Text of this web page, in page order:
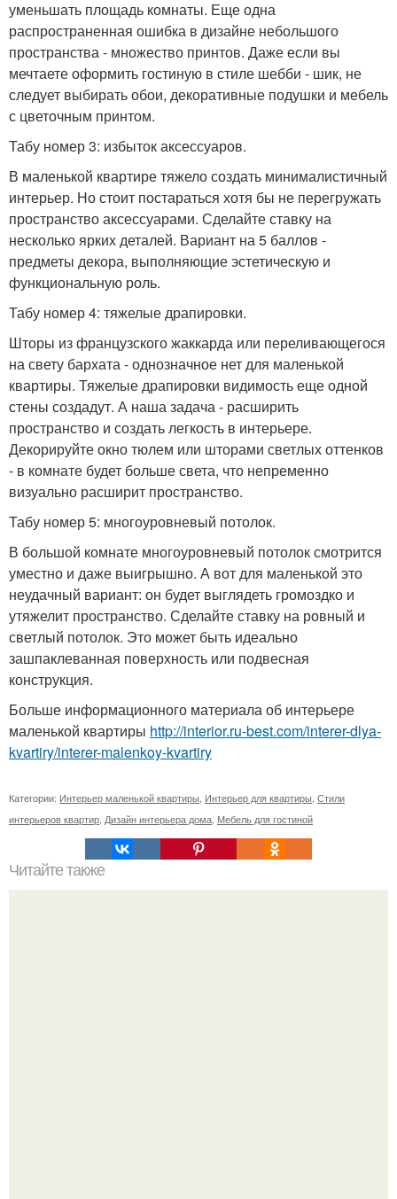
уменьшать площадь комнаты. Еще одна
распространенная ошибка в дизайне небольшого
пространства - множество принтов. Даже если вы
мечтаете оформить гостиную в стиле шебби - шик, не
следует выбирать обои, декоративные подушки и мебель
с цветочным принтом.
Табу номер 3: избыток аксессуаров.
В маленькой квартире тяжело создать минималистичный
интерьер. Но стоит постараться хотя бы не перегружать
пространство аксессуарами. Сделайте ставку на
несколько ярких деталей. Вариант на 5 баллов -
предметы декора, выполняющие эстетическую и
функциональную роль.
Табу номер 4: тяжелые драпировки.
Шторы из французского жаккарда или переливающегося
на свету бархата - однозначное нет для маленькой
квартиры. Тяжелые драпировки видимость еще одной
стены создадут. А наша задача - расширить
пространство и создать легкость в интерьере.
Декорируйте окно тюлем или шторами светлых оттенков
- в комнате будет больше света, что непременно
визуально расширит пространство.
Табу номер 5: многоуровневый потолок.
В большой комнате многоуровневый потолок смотрится
уместно и даже выигрышно. А вот для маленькой это
неудачный вариант: он будет выглядеть громоздко и
утяжелит пространство. Сделайте ставку на ровный и
светлый потолок. Это может быть идеально
зашпаклеванная поверхность или подвесная
конструкция.
Больше информационного материала об интерьере
маленькой квартиры http://interior.ru-best.com/interer-dlya-
kvartiry/interer-malenkoy-kvartiry
Категории: Интерьер маленькой квартиры Интерьер для квартиры Стили
интерьеров квартир Дизайн интерьера дома Мебель для гостиной
Читайте также